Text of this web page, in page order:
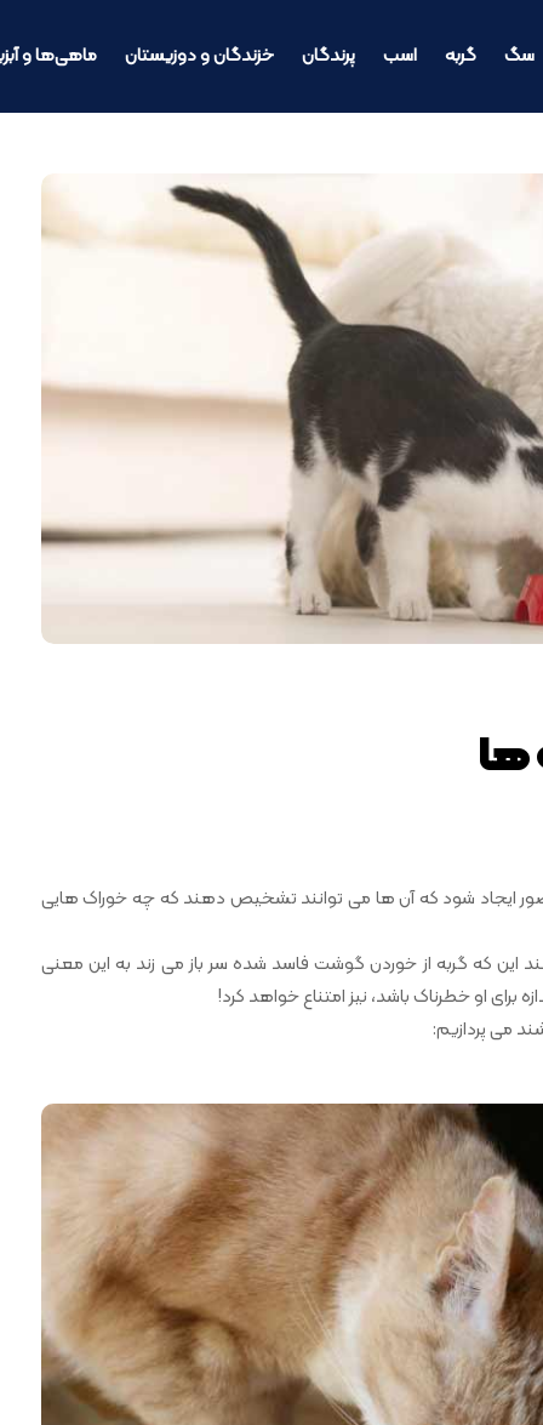
سگ گربه اسب پرندگان خزندگان و دوزیستان ماهی‌ها و
ها
ایجاد شود که آن ها می توانند تشخیص دهند که چه خوراک هایی
این که گربه از خوردن گوشت فاسد شده سر باز می زند به این معنی
او خطرناک باشد، نیز امتناع خواهد کرد!
می پردازیم: